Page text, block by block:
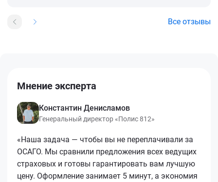
Все отзывы
Мнение эксперта
Константин Денисламов
Генеральный директор «Полис 812»
«Наша задача — чтобы вы не переплачивали за
ОСАГО. Мы сравнили предложения всех ведущих
страховых и готовы гарантировать вам лучшую
цену. Оформление занимает 5 минут, а экономия